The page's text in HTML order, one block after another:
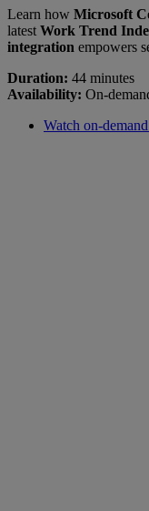
Learn how Microsoft
latest Work Trend
integration empowers
Duration: 44 minutes
Availability: On-
Watch on-